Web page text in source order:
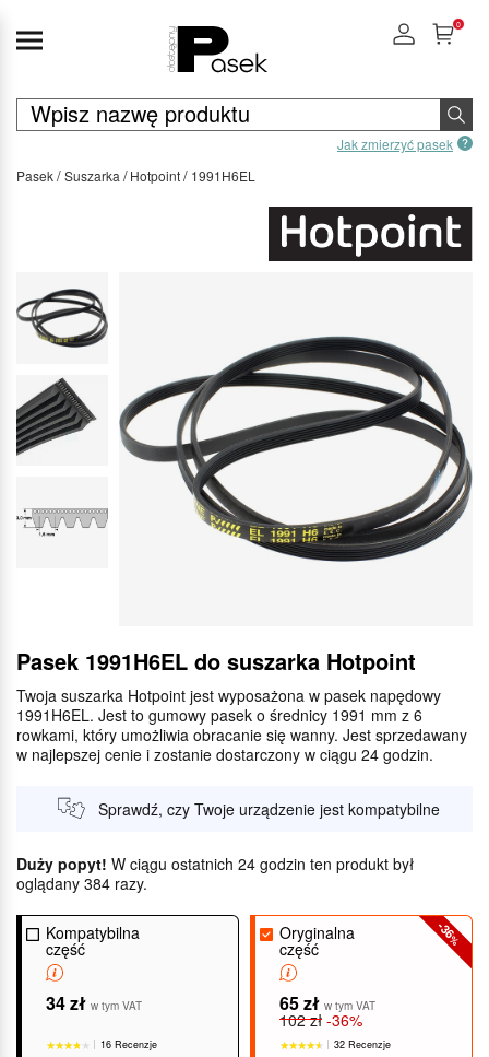
Jak zmierzyć pasek
0
Pasek Suszarka Hotpoint 1991H6EL
Pasek 1991H6EL do suszarka Hotpoint
Twoja suszarka Hotpoint jest wyposażona w pasek napędowy
1991H6EL. Jest to gumowy pasek o średnicy 1991 mm z 6
rowkami, który umożliwia obracanie się wanny. Jest sprzedawany
w najlepszej cenie i zostanie dostarczony w ciągu 24 godzin.
Sprawdź, czy Twoje urządzenie jest kompatybilne
Duży popyt! W ciągu ostatnich 24 godzin ten produkt był
oglądany 384 razy.
Kompatybilna
część
34 zł w tym VAT
16 Recenzje
-36
%
Oryginalna
część
65 zł w tym VAT
102 zł -36%
32 Recenzje